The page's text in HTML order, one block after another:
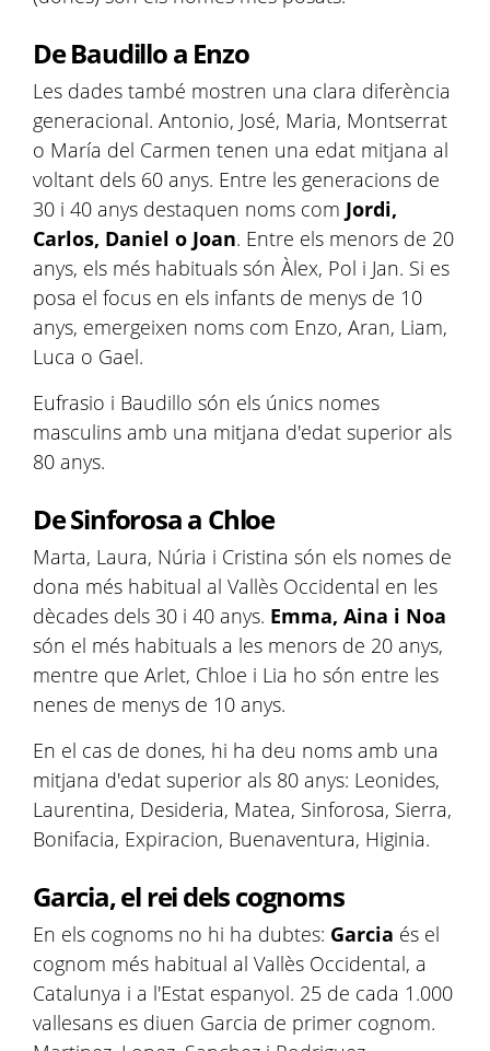
De Baudillo a Enzo
Les dades també mostren una clara diferència
generacional. Antonio, José, Maria, Montserrat
o María del Carmen tenen una edat mitjana al
voltant dels 60 anys. Entre les generacions de
30 i 40 anys destaquen noms com Jordi,
Carlos, Daniel o Joan. Entre els menors de 20
anys, els més habituals són Àlex, Pol i Jan. Si es
posa el focus en els infants de menys de 10
anys, emergeixen noms com Enzo, Aran, Liam,
Luca o Gael.
Eufrasio i Baudillo són els únics nomes
masculins amb una mitjana d'edat superior als
80 anys.
De Sinforosa a Chloe
Marta, Laura, Núria i Cristina són els nomes de
dona més habitual al Vallès Occidental en les
dècades dels 30 i 40 anys. Emma, Aina i Noa
són el més habituals a les menors de 20 anys,
mentre que Arlet, Chloe i Lia ho són entre les
nenes de menys de 10 anys.
En el cas de dones, hi ha deu noms amb una
mitjana d'edat superior als 80 anys: Leonides,
Laurentina, Desideria, Matea, Sinforosa, Sierra,
Bonifacia, Expiracion, Buenaventura, Higinia.
Garcia, el rei dels cognoms
En els cognoms no hi ha dubtes: Garcia és el
cognom més habitual al Vallès Occidental, a
Catalunya i a l'Estat espanyol. 25 de cada 1.000
vallesans es diuen Garcia de primer cognom.